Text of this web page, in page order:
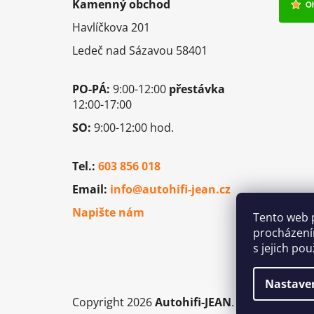
Tento web
s jejich
Kamenný obchod
Havlíčkova 201
Ledeč nad Sázavou 58401
PO-PÁ: 9:00-12:00 přestávka
12:00-17:00
SO: 9:00-12:00 hod.
Tel.: 603 856 018
Email: info@autohifi-jean.cz
Napište nám
Copyright 2026Autohifi-JEAN. Všechna